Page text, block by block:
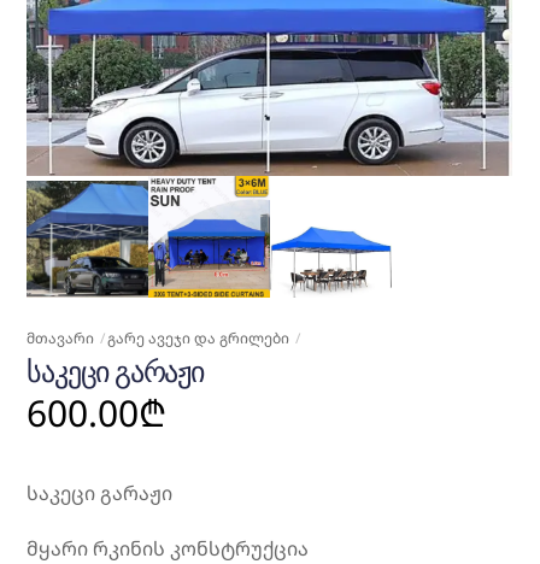
ᲛᲗᲐᲕᲐᲠᲘ ᲒᲐᲠᲔ ᲐᲕᲔᲯᲘ ᲓᲐ ᲒᲠᲘᲚᲔᲑᲘ
ᲡᲐᲙᲔᲪᲘ ᲒᲐᲠᲐᲟᲘ
600.00₾
საკეცი გარაჟი
მყარი რკინის კონსტრუქცია